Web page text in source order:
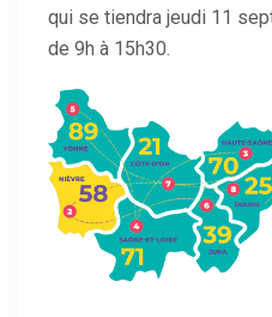
qui se tiendra jeudi 11
de 9h à 15h30.